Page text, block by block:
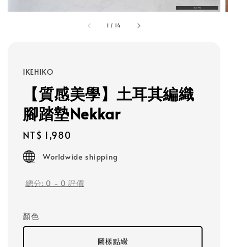
1 / 14
IKEHIKO
【質感美學】土耳其編織
腳踏墊Nekkar
Regular
price
NT$ 1,980
Worldwide shipping
總分: 0 - 0 評價
顏色
圖樣點綴